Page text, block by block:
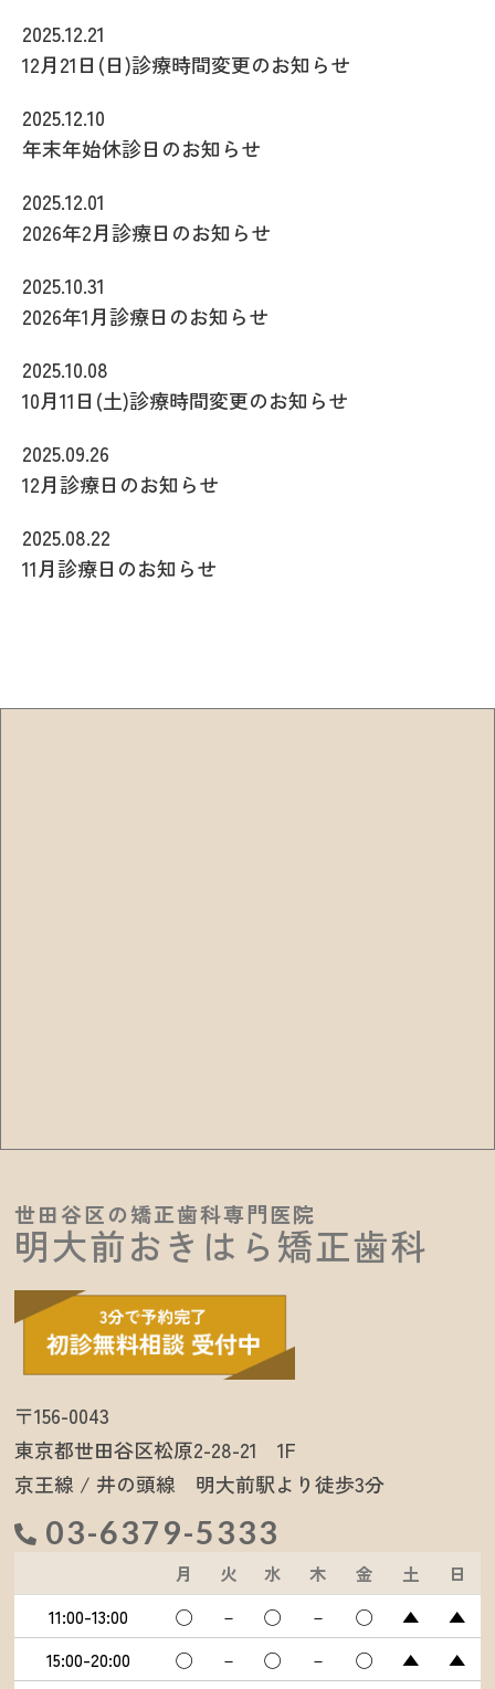
2025.12.21
12月21日(日)診療時間変更のお知らせ
2025.12.10
年末年始休診日のお知らせ
2025.12.01
2026年2月診療日のお知らせ
2025.10.31
2026年1月診療日のお知らせ
2025.10.08
10月11日(土)診療時間変更のお知らせ
2025.09.26
12月診療日のお知らせ
2025.08.22
11月診療日のお知らせ
世田谷区の矯正歯科専門医院
明大前おきはら矯正歯科
〒156-0043
東京都世田谷区松原2-28-21 1F
京王線 / 井の頭線 明大前駅より徒歩3分
03-6379-5333
月 火 水 木 金 土
日
11:00-13:00
◯ － ◯ － ◯ ▲
▲
15:00-20:00
◯ － ◯ － ◯ ▲
▲